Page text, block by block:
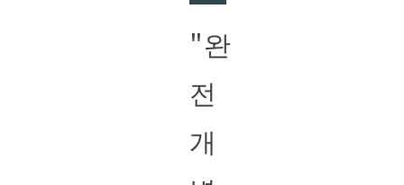
"완
전
개